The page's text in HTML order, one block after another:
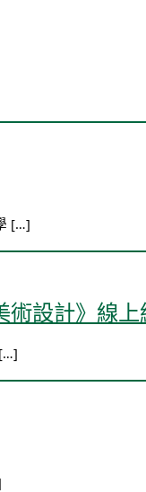
[…]
設計》線上